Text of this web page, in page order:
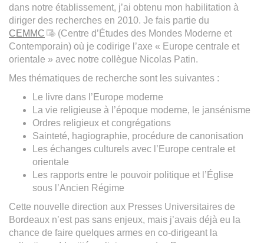
dans notre établissement, j’ai obtenu mon habilitation à
diriger des recherches en 2010. Je fais partie du
CEMMC
(Centre d’Études des Mondes Moderne et
Contemporain) où je codirige l’axe « Europe centrale et
orientale » avec notre collègue Nicolas Patin.
Mes thématiques de recherche sont les suivantes :
Le livre dans l’Europe moderne
La vie religieuse à l’époque moderne, le jansénisme
Ordres religieux et congrégations
Sainteté, hagiographie, procédure de canonisation
Les échanges culturels avec l’Europe centrale et
orientale
Les rapports entre le pouvoir politique et l’Église
sous l’Ancien Régime
Cette nouvelle direction aux Presses Universitaires de
Bordeaux n’est pas sans enjeux, mais j’avais déjà eu la
chance de faire quelques armes en co-dirigeant la